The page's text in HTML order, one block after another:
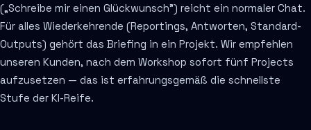
(„Schreibe mir einen Glückwunsch") reicht ein normaler Chat.
Für alles Wiederkehrende (Reportings, Antworten, Standard-
Outputs) gehört das Briefing in ein Projekt. Wir empfehlen
unseren Kunden, nach dem Workshop sofort fünf Projects
aufzusetzen — das ist erfahrungsgemäß die schnellste
Stufe der KI-Reife.